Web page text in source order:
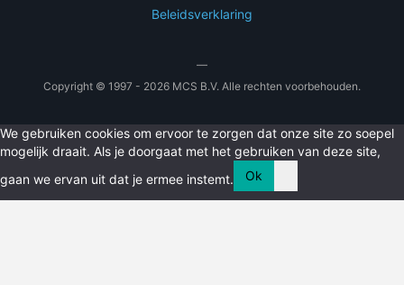
Beleidsverklaring
—
Copyright © 1997 - 2026 MCS B.V. Alle rechten voorbehouden.
We gebruiken cookies om ervoor te zorgen dat onze site zo soepel
mogelijk draait. Als je doorgaat met het gebruiken van deze site,
gaan we ervan uit dat je ermee instemt.
Ok